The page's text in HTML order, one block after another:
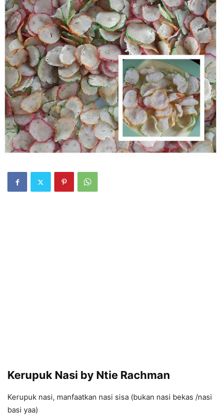
Kerupuk Nasi by Ntie Rachman
Kerupuk nasi, manfaatkan nasi sisa (bukan nasi bekas /nasi
basi yaa)